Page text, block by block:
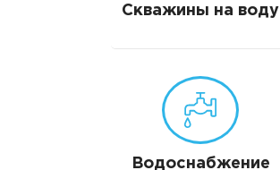
Скважины на воду
Водоснабжение